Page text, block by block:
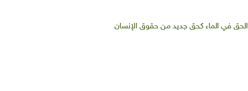
الحق في الماء كحق جديد من حقوق الإنسان